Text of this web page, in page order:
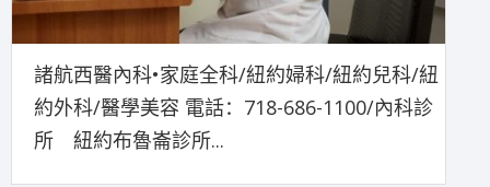
諸航西醫內科•家庭全科/紐約婦科/紐約兒科/紐
約外科/醫學美容 電話：718-686-1100/內科診
所 紐約布魯崙診所...